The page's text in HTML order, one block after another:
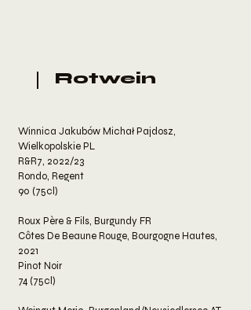
Rotwein
Winnica Jakubów Michał Pajdosz,
Wielkopolskie PL
R&R7, 2022/23
Rondo, Regent
90 (75cl)
Roux Père & Fils, Burgundy FR
Côtes De Beaune Rouge, Bourgogne Hautes,
2021
Pinot Noir
74 (75cl)